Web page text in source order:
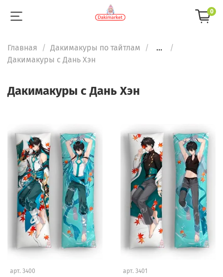
0
Главная Дакимакуры по тайтлам
...
Дакимакуры с Дань Хэн
Дакимакуры с Дань Хэн
арт. 3400 арт. 3401